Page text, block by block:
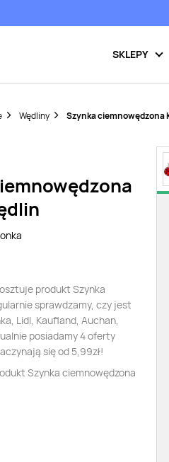
SKLEPY
Wędliny Szynka ciemnowędzona
produkt Szynka
sprawdzamy, czy jest
Lidl, Kaufland, Auchan,
posiadamy 4 oferty
się od 5,99zł!
Szynka ciemnowędzona